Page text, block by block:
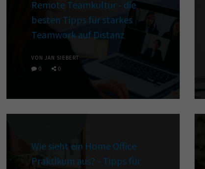
Remote Teamkultur - die
besten Tipps für starkes
Teamwork auf Distanz
VON JAN SIEBERT
0
0
Wie sieht ein Home Office
Praktikum aus? - Tipps für